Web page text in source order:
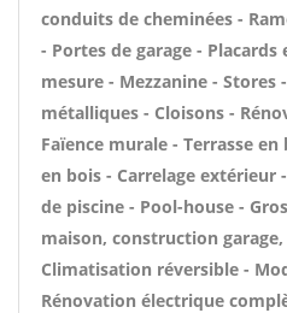
conduits de cheminées -
- Portes de garage -
mesure - Mezzanine - Stores
métalliques - Cloisons -
Faïence murale - Terrasse
en bois - Carrelage extérieur
de piscine - Pool-house -
maison, construction
Climatisation réversible -
Rénovation électrique